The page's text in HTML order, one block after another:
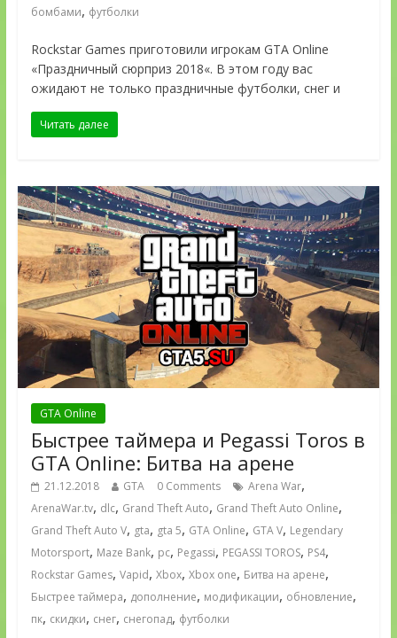
бомбами, футболки
Rockstar Games приготовили игрокам GTA Online
«Праздничный сюрприз 2018«. В этом году вас
ожидают не только праздничные футболки, снег и
Читать далее
GTA Online
Быстрее таймера и Pegassi Toros в
GTA Online: Битва на арене
21.12.2018 GTA 0 Comments Arena War,
ArenaWar.tv, dlc, Grand Theft Auto, Grand Theft Auto Online,
Grand Theft Auto V, gta, gta 5, GTA Online, GTA V, Legendary
Motorsport, Maze Bank, pc, Pegassi, PEGASSI TOROS, PS4,
Rockstar Games, Vapid, Xbox, Xbox one, Битва на арене,
Быстрее таймера, дополнение, модификации, обновление,
пк, скидки, снег, снегопад, футболки